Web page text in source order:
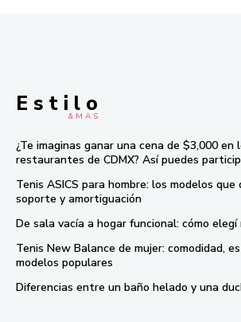
E s t i l o
& M À S
¿Te imaginas ganar una cena de $3,000 en
restaurantes de CDMX? Así puedes
Tenis ASICS para hombre: los modelos
soporte y amortiguación
De sala vacía a hogar funcional: cómo elegí
Tenis New Balance de mujer: comodidad,
modelos populares
Diferencias entre un baño helado y una